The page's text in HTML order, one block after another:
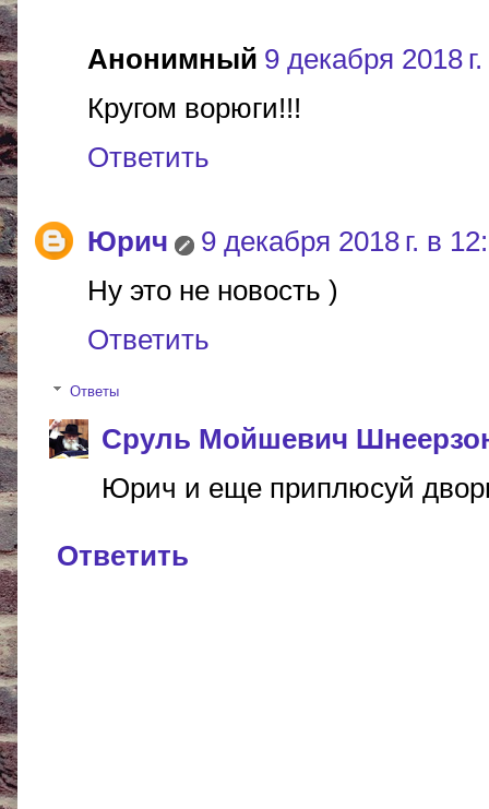
Анонимный 9 декабря 2018
Кругом ворюги!!!
Ответить
Юрич
9 декабря 2018 г. в
Ну это не новость )
Ответить
Ответы
Сруль Мойшевич
Юрич и еще приплюсуй
Ответить